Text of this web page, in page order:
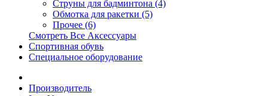
Струны для бадминтона (4)
Обмотка для ракетки (5)
Прочее (6)
Смотреть Все Аксессуары
Спортивная обувь
Специальное оборудование
Производитель